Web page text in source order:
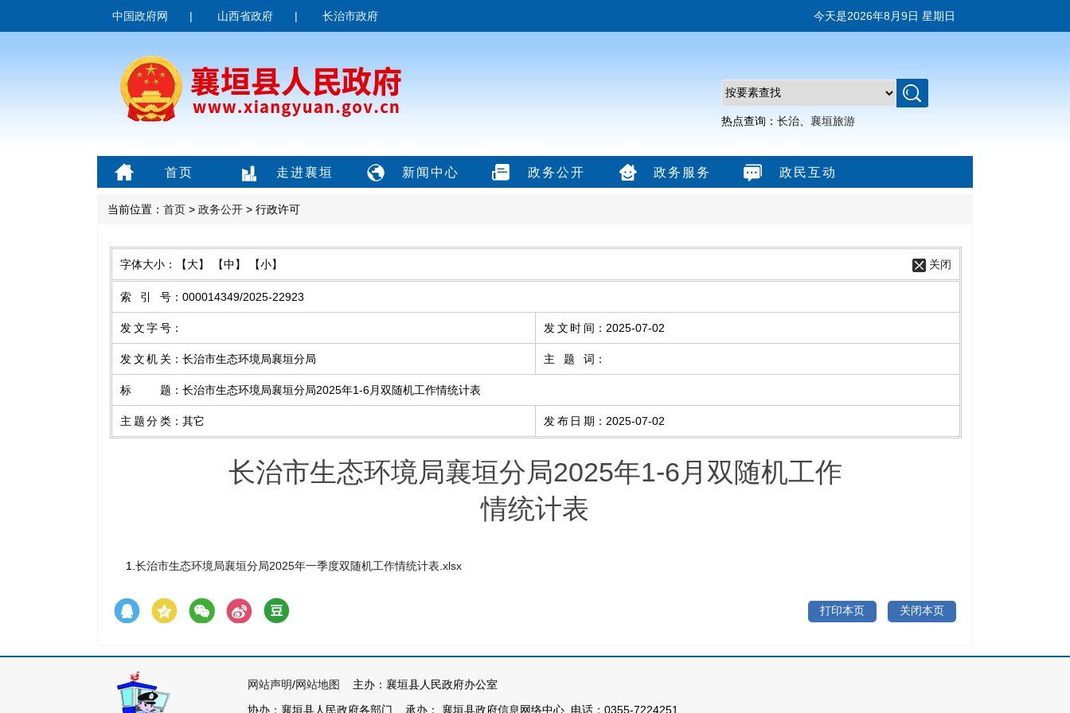
中国政府网 | 山西省政府 | 长治市政府 今天是2026年8月9日 星期日
热点查询： 长治 襄垣旅游
首页 走进襄垣 新闻中心 政务公开 政务服务 政民互动
当前位置： 首页 > 政务公开 > 行政许可
字体大小： 【大】 【中】 【小】 关闭
索引号 ： 000014349/2025-22923
发文字号 ： 发文时间 ： 2025-07-02
发文机关 ： 长治市生态环境局襄垣分局 主题词 ：
标题 ： 长治市生态环境局襄垣分局2025年1-6月双随机工作情统计表
主题分类 ： 其它 发布日期 ： 2025-07-02
长治市生态环境局襄垣分局2025年1-6月双随机工作
情统计表
1. 长治市生态环境局襄垣分局2025年一季度双随机工作情统计表.xlsx
打印本页 关闭本页
网站声明/网站地图
主办：襄垣县人民政府办公室
协办：襄垣县人民政府各部门 承办： 襄垣县政府信息网络中心 电话：0355-7224251